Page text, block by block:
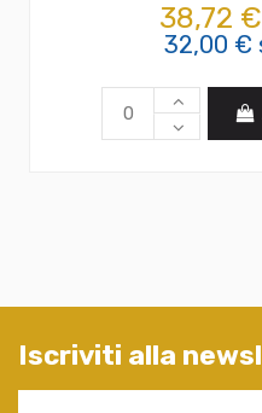
38,72
32,00 €
Iscriviti alla